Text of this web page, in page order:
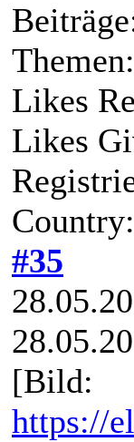
Likes
Likes
Country:
#35
[Bild:
https://